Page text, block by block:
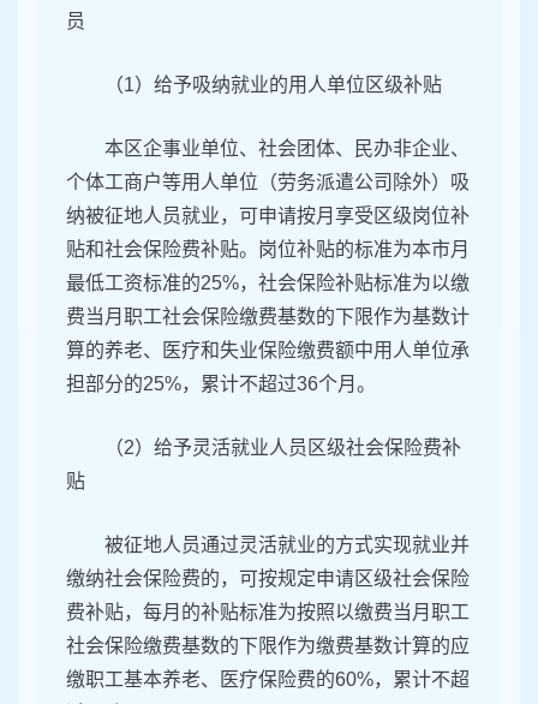
员
（1）给予吸纳就业的用人单位区级补贴
本区企事业单位、社会团体、民办非企业、
个体工商户等用人单位（劳务派遣公司除外）吸
纳被征地人员就业，可申请按月享受区级岗位补
贴和社会保险费补贴。岗位补贴的标准为本市月
最低工资标准的25%，社会保险补贴标准为以缴
费当月职工社会保险缴费基数的下限作为基数计
算的养老、医疗和失业保险缴费额中用人单位承
担部分的25%，累计不超过36个月。
（2）给予灵活就业人员区级社会保险费补
贴
被征地人员通过灵活就业的方式实现就业并
缴纳社会保险费的，可按规定申请区级社会保险
费补贴，每月的补贴标准为按照以缴费当月职工
社会保险缴费基数的下限作为缴费基数计算的应
缴职工基本养老、医疗保险费的60%，累计不超